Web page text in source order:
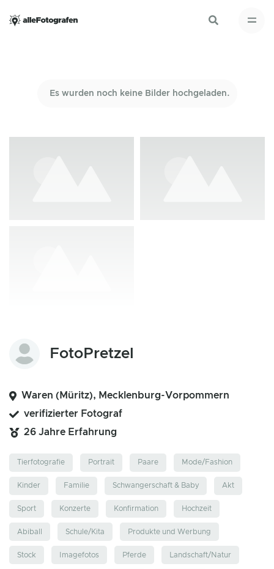
Es wurden noch keine Bilder hochgeladen.
FotoPretzel
Waren (Müritz), Mecklenburg-Vorpommern
verifizierter Fotograf
26 Jahre Erfahrung
Tierfotografie Portrait Paare Mode/Fashion
Kinder Familie Schwangerschaft & Baby Akt
Sport Konzerte Konfirmation Hochzeit
Abiball Schule/Kita Produkte und Werbung
Stock Imagefotos Pferde Landschaft/Natur